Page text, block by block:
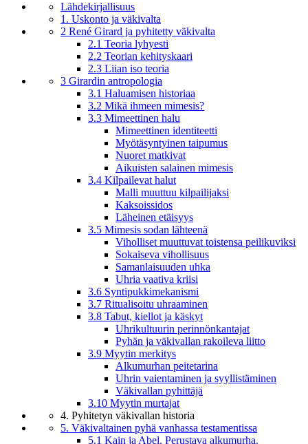
Lähdekirjallisuus
1. Uskonto ja väkivalta
2 René Girard ja pyhitetty väkivalta
2.1 Teoria lyhyesti
2.2 Teorian kehityskaari
2.3 Liian iso teoria
3 Girardin antropologia
3.1 Haluamisen historiaa
3.2 Mikä ihmeen mimesis?
3.3 Mimeettinen halu
Mimeettinen identiteetti
Myötäsyntyinen taipumus
Nuoret matkivat
Aikuisten salainen mimesis
3.4 Kilpailevat halut
Malli muuttuu kilpailijaksi
Kaksoissidos
Läheinen etäisyys
3.5 Mimesis sodan lähteenä
Viholliset muuttuvat toistensa peilikuviksi
Sokaiseva vihollisuus
Samanlaisuuden uhka
Uhria vaativa kriisi
3.6 Syntipukkimekanismi
3.7 Ritualisoitu uhraaminen
3.8 Tabut, kiellot ja käskyt
Uhrikultuurin perinnönkantajat
Pyhän ja väkivallan rakoileva liitto
3.9 Myytin merkitys
Alkumurhan peitetarina
Uhrin vaientaminen ja syyllistäminen
Väkivallan pyhittäjä
3.10 Myytin murtajat
4. Pyhitetyn väkivallan historia
5. Väkivaltainen pyhä vanhassa testamentissa
5.1 Kain ja Abel. Perustava alkumurha.